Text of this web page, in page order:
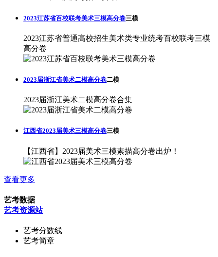
2023江苏省百校联考美术三模高分卷三模
2023江苏省普通高校招生美术类专业统考百校联考三模
高分卷
2023届浙江省美术二模高分卷二模
2023届浙江美术二模高分卷合集
江西省2023届美术三模高分卷三模
【江西省】2023届美术三模素描高分卷出炉！
查看更多
艺考数据
艺考资源站
艺考分数线
艺考简章